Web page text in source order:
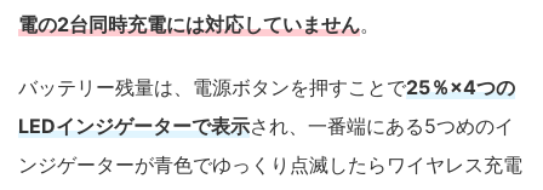
電の2台同時充電には対応していません。
バッテリー残量は、電源ボタンを押すことで25％×4つの
LEDインジゲーターで表示され、一番端にある5つめのイ
ンジゲーターが青色でゆっくり点滅したらワイヤレス充電